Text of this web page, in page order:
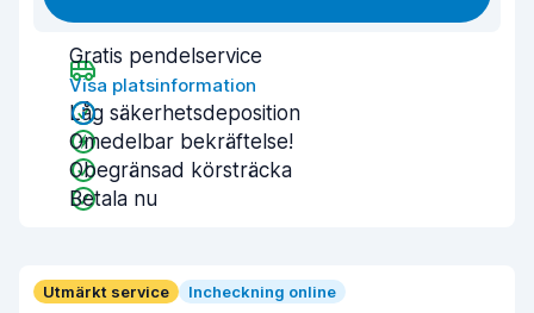
Gratis pendelservice
Visa platsinformation
Låg säkerhetsdeposition
Omedelbar bekräftelse!
Obegränsad körsträcka
Betala nu
Utmärkt service Incheckning online